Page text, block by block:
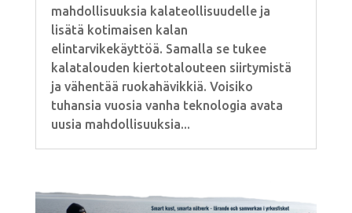
mahdollisuuksia kalateollisuudelle ja
lisätä kotimaisen kalan
elintarvikekäyttöä. Samalla se tukee
kalatalouden kiertotalouteen siirtymistä
ja vähentää ruokahävikkiä. Voisiko
tuhansia vuosia vanha teknologia avata
uusia mahdollisuuksia...